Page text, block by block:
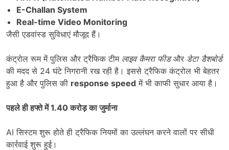
E-Challan System
Real-time Video Monitoring
जैसी एडवांस्ड सुविधाएं मौजूद हैं।
कंट्रोल रूम में पुलिस और ट्रैफिक टीम लाइव कैमरा फीडऔर डेटा डैशबोर्ड
की मदद से 24 घंटे निगरानी रख रही है। इससे ट्रैफिक कंट्रोल भी बेहतर
हुआ है और पुलिस की response speed में भी काफी सुधार आया है।
पहले ही हफ्ते में1.40करोड़ का जुर्माना
AI सिस्टम शुरू होते ही ट्रैफिक नियमों का उल्लंघन करने वालों पर सीधी
कार्रवाई शुरू हुई।